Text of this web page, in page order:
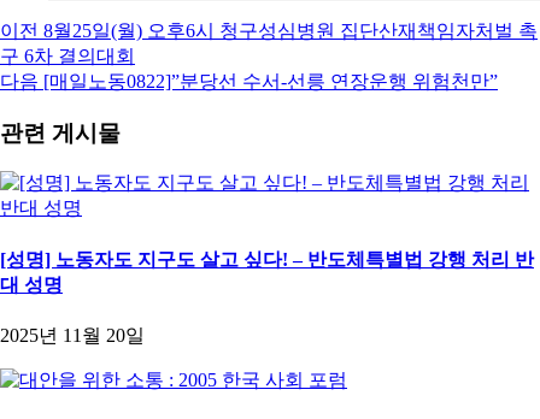
이전 8월25일(월) 오후6시 청구성심병원 집단산재책임자처벌 촉
구 6차 결의대회
다음 [매일노동0822]”분당선 수서-선릉 연장운행 위험천만”
관련 게시물
[성명] 노동자도 지구도 살고 싶다! – 반도체특별법 강행 처리 반
대 성명
2025년 11월 20일